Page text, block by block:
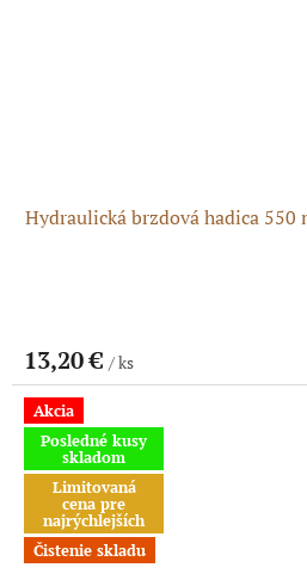
Hydraulická brzdová hadica 550
13,20 € / ks
Akcia
Posledné kusy
skladom
Limitovaná
cena pre
najrýchlejších
Čistenie skladu